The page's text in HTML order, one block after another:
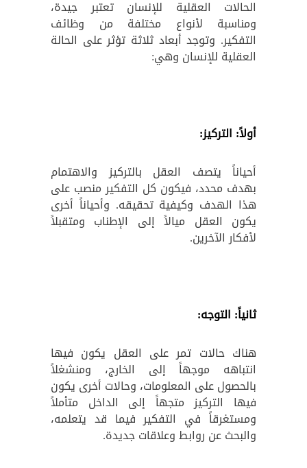
الحالات العقلية للإنسان تعتبر جيدة،
ومناسبة لأنواع مختلفة من وظائف
التفكير. وتوجد أبعاد ثلاثة تؤثر على الحالة
العقلية للإنسان وهي:
أولاً: التركيز:
أحياناً يتصف العقل بالتركيز والاهتمام
بهدف محدد، فيكون كل التفكير منصب على
هذا الهدف وكيفية تحقيقه. وأحياناً أخرى
يكون العقل ميالاً إلى الإطناب ومتقبلاً
لأفكار الآخرين.
ثانياً: التوجه:
هناك حالات تمر على العقل يكون فيها
انتباهه موجهاً إلى الخارج، ومنشغلاً
بالحصول على المعلومات، وحالات أخرى يكون
فيها التركيز متجهاً إلى الداخل متأملاً
ومستغرقاً في التفكير فيما قد يتعلمه،
والبحث عن روابط وعلاقات جديدة.